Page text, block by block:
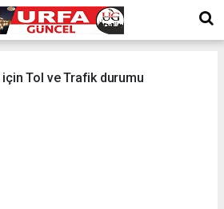
için Tol ve Trafik durumu